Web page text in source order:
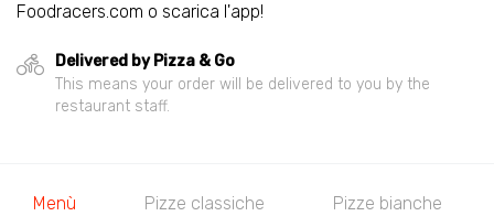
Foodracers.com o scarica l'app!
Delivered by Pizza & Go
This means your order will be delivered to you by the
restaurant staff.
Menù Pizze classiche Pizze bianche